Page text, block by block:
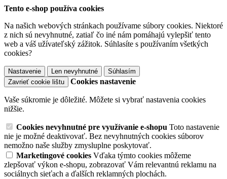
Tento e-shop používa cookies
Na našich webových stránkach používame súbory cookies. Niektoré
z nich sú nevyhnutné, zatiaľ čo iné nám pomáhajú vylepšiť tento
web a váš užívateľský zážitok. Súhlasíte s používaním všetkých
cookies?
Nastavenie Len nevyhnutné
Súhlasím
Zavrieť cookie lištu
Cookies nastavenie
Vaše súkromie je dôležité. Môžete si vybrať nastavenia cookies
nižšie.
Cookies nevyhnutné pre využívanie e-shopu Toto nastavenie
nie je možné deaktivovať. Bez nevyhnutných cookies súborov
nemožno naše služby zmysluplne poskytovať.
Marketingové cookies Vďaka týmto cookies môžeme
zlepšovať výkon e-shopu, zobrazovať Vám relevantnú reklamu na
sociálnych sieťach a ďalších reklamných plochách.